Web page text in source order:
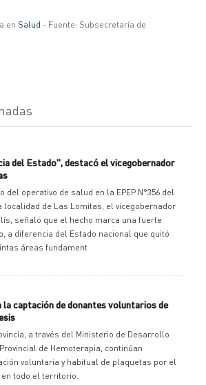
en Salud - Fuente: Subsecretaría de
del Estado", destacó el vicegobernador
del operativo de salud en la EPEP N°356 del
localidad de Las Lomitas, el vicegobernador
señaló que el hecho marca una fuerte
a diferencia del Estado nacional que quitó
áreas fundament
captación de donantes voluntarios de
a través del Ministerio de Desarrollo
de Hemoterapia, continúan
voluntaria y habitual de plaquetas por el
todo el territorio.